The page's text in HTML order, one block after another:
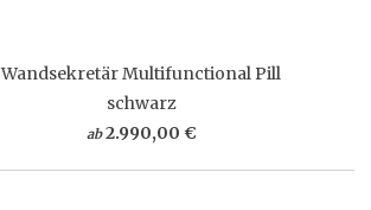
Wandsekretär Multifunctional Pill
schwarz
ab 2.990,00 €